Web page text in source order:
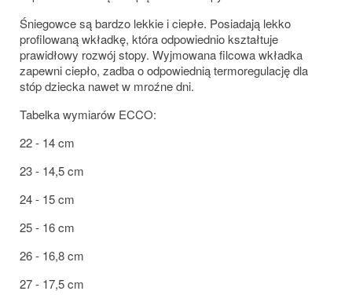
Śniegowce są bardzo lekkie i ciepłe. Posiadają lekko
profilowaną wkładkę, która odpowiednio kształtuje
prawidłowy rozwój stopy. Wyjmowana filcowa wkładka
zapewni ciepło, zadba o odpowiednią termoregulację dla
stóp dziecka nawet w mroźne dni.
Tabelka wymiarów ECCO:
22 - 14 cm
23 - 14,5 cm
24 - 15 cm
25 - 16 cm
26 - 16,8 cm
27 - 17,5 cm